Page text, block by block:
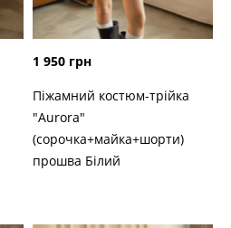
1 950 грн
Піжамний костюм-трійка
"Aurora"
(сорочка+майка+шорти)
прошва Білий